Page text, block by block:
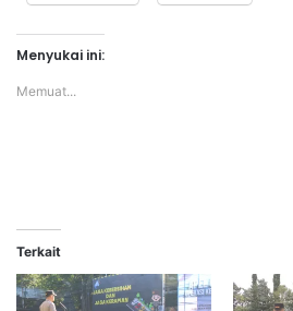
Menyukai ini:
Memuat...
Terkait